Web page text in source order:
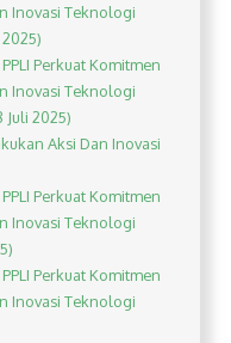
Inovasi Teknologi
Perkuat Komitmen
Inovasi Teknologi
Juli 2025)
Aksi Dan Inovasi
Perkuat Komitmen
Inovasi Teknologi
Perkuat Komitmen
Inovasi Teknologi